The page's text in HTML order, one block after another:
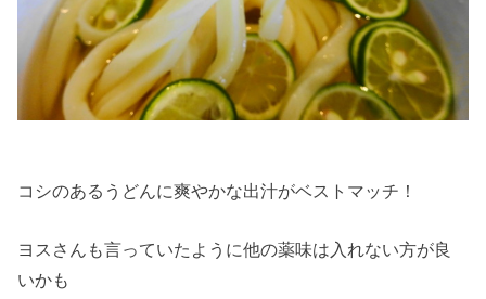
コシのあるうどんに爽やかな出汁がベストマッチ！
ヨスさんも言っていたように他の薬味は入れない方が良
いかも